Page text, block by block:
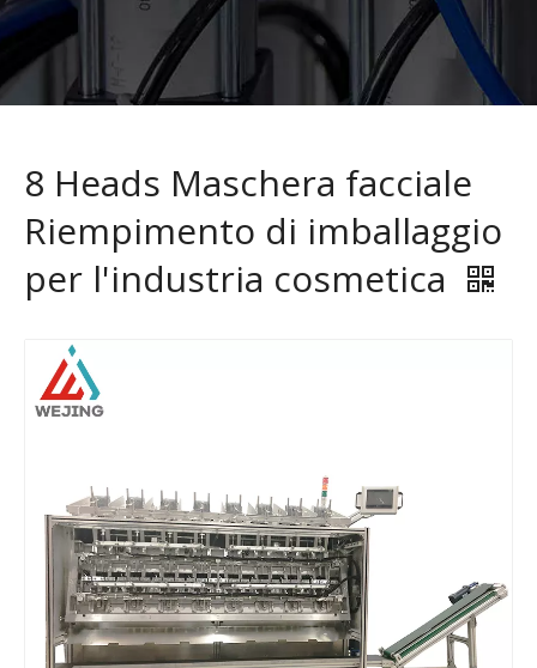
8 Heads Maschera facciale
Riempimento di imballaggio
per l'industria cosmetica